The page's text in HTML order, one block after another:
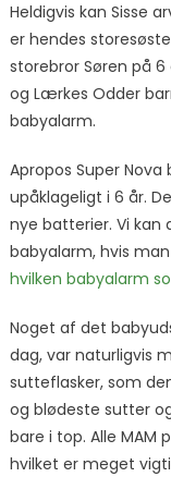
Heldigvis kan Sisse
er hendes
storebror Søren på 6
og Lærkes Odder
babyalarm.
Apropos Super
upåklageligt i 6 år.
nye batterier. Vi kan
babyalarm, hvis
hvilken babyalarm
Noget af det
dag, var naturligvis
sutteflasker, som
og blødeste sutter
bare i top. Alle MAM
hvilket er meget